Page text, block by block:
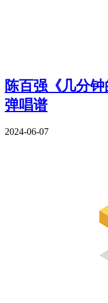
陈百强《几分
弹唱谱
2024-06-07